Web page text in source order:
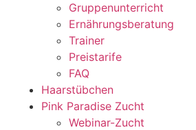
Gruppenunterricht
Ernährungsberatung
Trainer
Preistarife
FAQ
Haarstübchen
Pink Paradise Zucht
Webinar-Zucht